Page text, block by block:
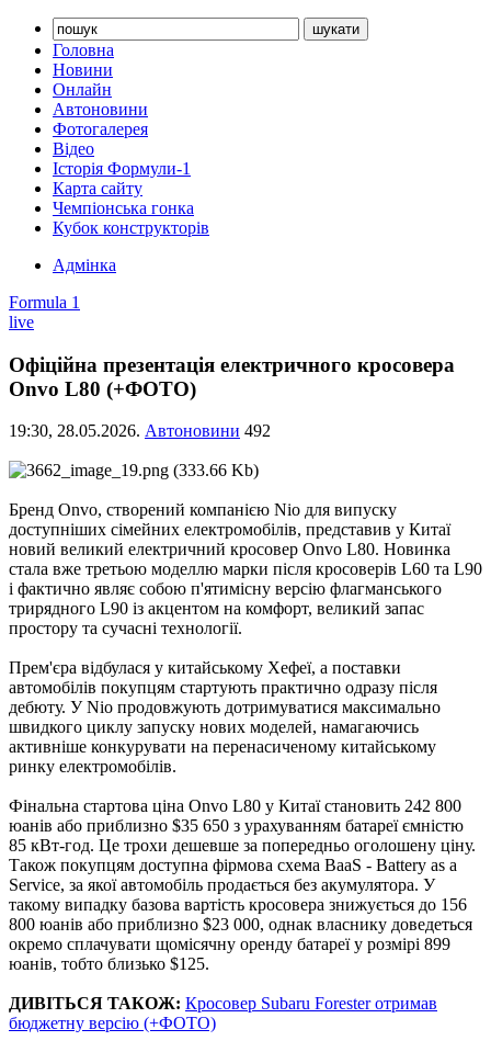
Головна
Новини
Онлайн
Автоновини
Фотогалерея
Відео
Історія Формули-1
Карта сайту
Чемпіонська гонка
Кубок конструкторів
Адмінка
Formula 1
live
Офіційна презентація електричного кросовера
Onvo L80 (+ФОТО)
19:30, 28.05.2026. Автоновини 492
Бренд Onvo, створений компанією Nio для випуску
доступніших сімейних електромобілів, представив у Китаї
новий великий електричний кросовер Onvo L80. Новинка
стала вже третьою моделлю марки після кросоверів L60 та L90
і фактично являє собою п'ятимісну версію флагманського
трирядного L90 із акцентом на комфорт, великий запас
простору та сучасні технології.
Прем'єра відбулася у китайському Хефеї, а поставки
автомобілів покупцям стартують практично одразу після
дебюту. У Nio продовжують дотримуватися максимально
швидкого циклу запуску нових моделей, намагаючись
активніше конкурувати на перенасиченому китайському
ринку електромобілів.
Фінальна стартова ціна Onvo L80 у Китаї становить 242 800
юанів або приблизно $35 650 з урахуванням батареї ємністю
85 кВт-год. Це трохи дешевше за попередньо оголошену ціну.
Також покупцям доступна фірмова схема BaaS - Battery as a
Service, за якої автомобіль продається без акумулятора. У
такому випадку базова вартість кросовера знижується до 156
800 юанів або приблизно $23 000, однак власнику доведеться
окремо сплачувати щомісячну оренду батареї у розмірі 899
юанів, тобто близько $125.
ДИВІТЬСЯ ТАКОЖ: Кросовер Subaru Forester отримав
бюджетну версію (+ФОТО)